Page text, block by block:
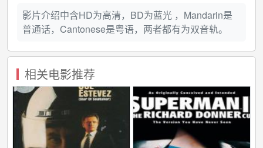
影片介绍中含HD为高清，BD为蓝光 ，Mandarin是
普通话，Cantonese是粤语，两者都有为双音轨。
相关电影推荐